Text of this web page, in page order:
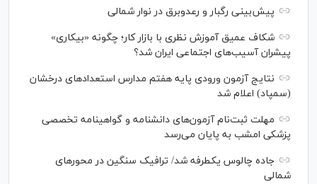
پیش‌بینی رگبار و رعدوبرق در نوار شمالی
شکاف عمیق آموزش نظری با بازار کار؛ چگونه «بیکاری»
پیشران آسیب‌های اجتماعی ایران شد؟
نتایج آزمون ورودی پایه هفتم مدارس استعدادهای درخشان
(سمپاد) اعلام شد
مهلت ثبت‌نام آزمون‌های دانشنامه و گواهینامه تخصصی
پزشکی امشب به پایان می‌رسد
جاده چالوس یکطرفه شد/ ترافیک سنگین در محورهای
شمالی